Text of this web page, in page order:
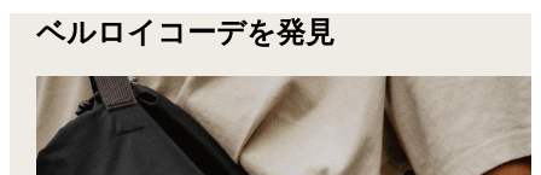
ベルロイコーデを発見